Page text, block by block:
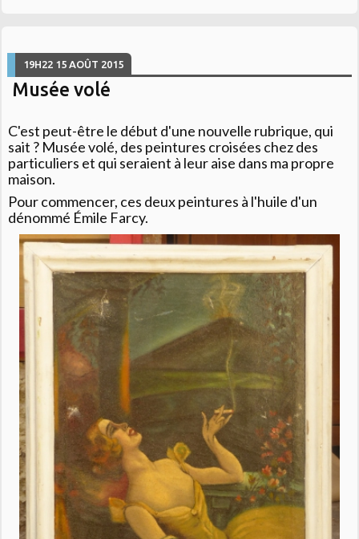
19H22 15 AOÛT 2015
Musée volé
C'est peut-être le début d'une nouvelle rubrique, qui
sait ? Musée volé, des peintures croisées chez des
particuliers et qui seraient à leur aise dans ma propre
maison.
Pour commencer, ces deux peintures à l'huile d'un
dénommé Émile Farcy.